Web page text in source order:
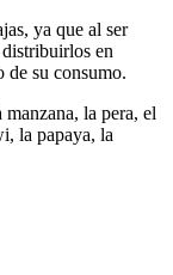
ya que al ser
en
de su consumo.
la pera, el
la papaya, la